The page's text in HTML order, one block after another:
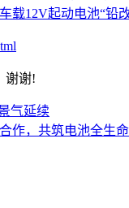
载12V起动电池“铅
谢谢!
气延续
作，共筑电池全生